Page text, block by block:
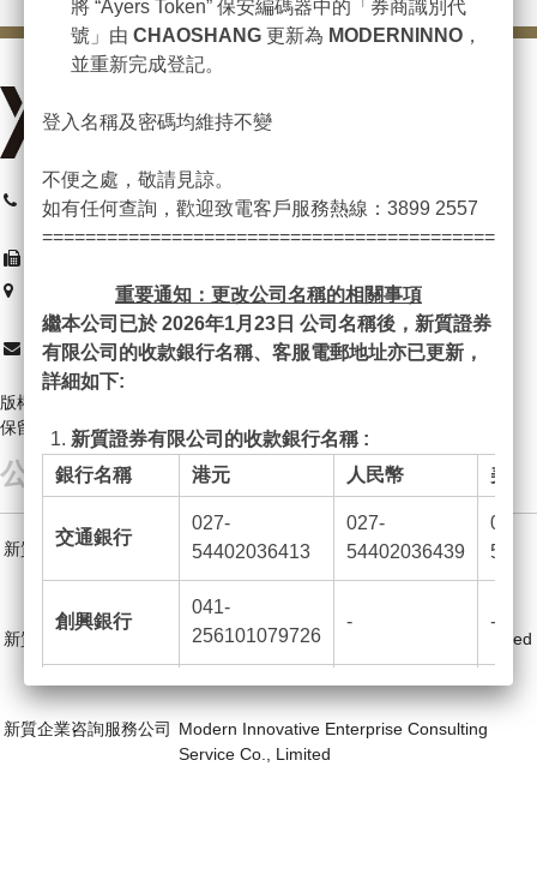
總機 : (852) 3899 2599
香港灣仔港灣道26號華潤大廈
2206-10室
cs@moderninno-sec.com
版權所有 2026 新質證券有限公司
保留擁有權
公司集團
新質證券有限公司
Modern Innovative Securities Limited
新質資產管理有限公司
Modern Innovative Asset Management Limited
(香港證監會中央編號 : BIY456 )
新質企業咨詢服務公司
Modern Innovative Enterprise Consulting
Service Co., Limited
將 “Ayers Token” 保安編碼器中的「券商識別代
號」由 CHAOSHANG 更新為 MODERNINNO ，
並重新完成登記。
登入名稱及密碼均維持不變
不便之處，敬請見諒。
如有任何查詢，歡迎致電客戶服務熱線：3899 2557
重要通知：更改公司名稱的相關事項
繼本公司已於 2026年1月23 日 公司名稱後，新質證券
有限公司的收款銀行名稱、客服電郵地址亦已更新，
詳細如下:
新質證券有限公司的收款銀行名稱 :
銀行名稱
港元 人民幣 美元
交通銀行
027-
54402036413
027-
54402036439
027-
創興銀行
041-
256101079726
- -
恒生銀行
024-390-
673929-001
- -